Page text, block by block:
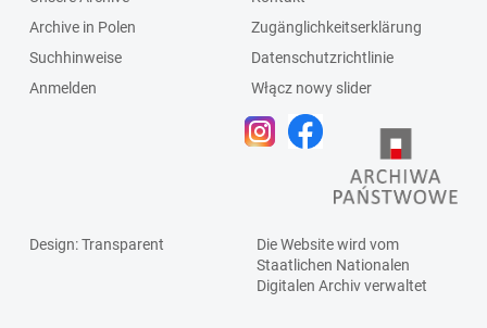
Archive in Polen
Suchhinweise
Anmelden
Zugänglichkeitserklärung
Datenschutzrichtlinie
Włącz nowy slider
Design: Transparent
Die Website wird vom
Staatlichen Nationalen
Digitalen Archivverwaltet